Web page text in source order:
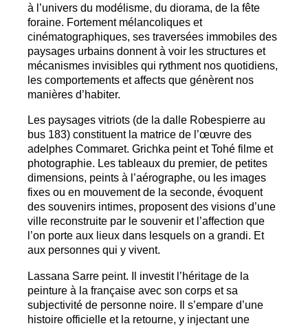
à l’univers du modélisme, du diorama, de la fête
foraine. Fortement mélancoliques et
cinématographiques, ses traversées immobiles des
paysages urbains donnent à voir les structures et
mécanismes invisibles qui rythment nos quotidiens,
les comportements et affects que génèrent nos
manières d’habiter.
Les paysages vitriots (de la dalle Robespierre au
bus 183) constituent la matrice de l’œuvre des
adelphes Commaret. Grichka peint et Tohé filme et
photographie. Les tableaux du premier, de petites
dimensions, peints à l’aérographe, ou les images
fixes ou en mouvement de la seconde, évoquent
des souvenirs intimes, proposent des visions d’une
ville reconstruite par le souvenir et l’affection que
l’on porte aux lieux dans lesquels on a grandi. Et
aux personnes qui y vivent.
Lassana Sarre peint. Il investit l’héritage de la
peinture à la française avec son corps et sa
subjectivité de personne noire. Il s’empare d’une
histoire officielle et la retourne, y injectant une